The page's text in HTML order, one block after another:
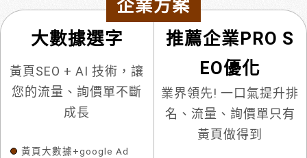
企業方案
大數據選字
黃頁SEO + AI 技術，讓
您的流量、詢價單不斷
成長
黃頁大數據+google Ad
推薦企業PRO S
EO優化
業界領先! 一口氣提升排
名、流量、詢價單只有
黃頁做得到